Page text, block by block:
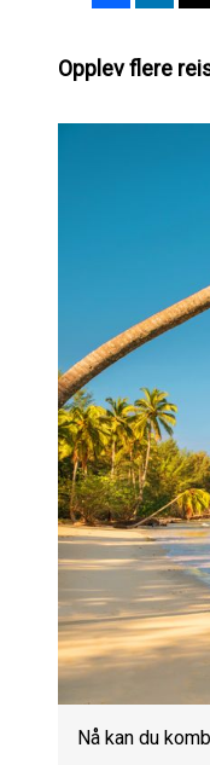
Opplev flere
Nå kan du